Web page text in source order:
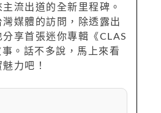
流出道的全新里程碑。
媒體的訪問，除透露出
享首張迷你專輯《CLAS
。話不多說，馬上來看
力吧！